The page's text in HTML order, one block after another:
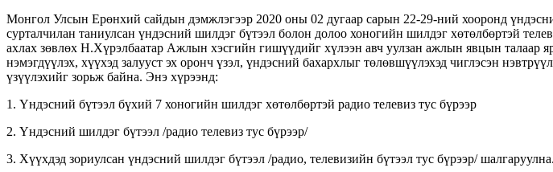
Монгол Улсын Ерөнхий сайдын дэмжлэгээр 2020 оны 02 дугаар сарын 22-29-ний хооронд
сурталчилан таниулсан үндэсний шилдэг бүтээл болон долоо хоногийн шилдэг хөтөлбөртэй
ахлах зөвлөх Н.Хүрэлбаатар Ажлын хэсгийн гишүүдийг хүлээн авч уулзан ажлын явцын талаар
нэмэгдүүлэх, хүүхэд залууст эх оронч үзэл, үндэсний бахархлыг төлөвшүүлэхэд чиглэсэн
үзүүлэхийг зорьж байна. Энэ хүрээнд:
1. Үндэсний бүтээл бүхий 7 хоногийн шилдэг хөтөлбөртэй радио телевиз тус бүрээр
2. Үндэсний шилдэг бүтээл /радио телевиз тус бүрээр/
3. Хүүхдэд зориулсан үндэсний шилдэг бүтээл /радио, телевизийн бүтээл тус бүрээр/ шалгаруулна.